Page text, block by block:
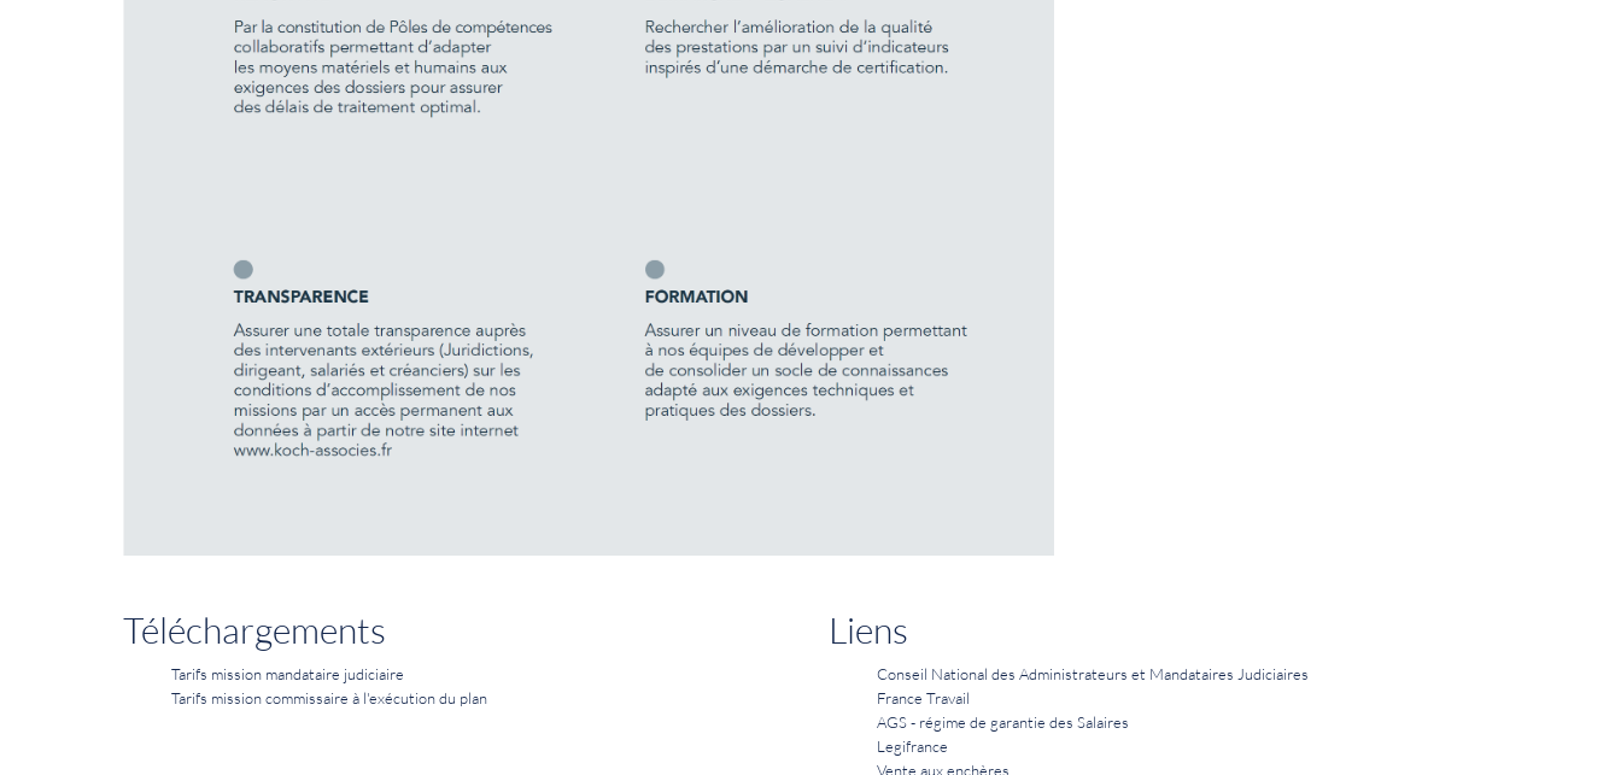
Téléchargements
Tarifs mission mandataire judiciaire
Tarifs mission commissaire à l'exécution du plan
Liens
Conseil National des Administrateurs et Mandataires Judiciaires
France Travail
AGS - régime de garantie des Salaires
Legifrance
Vente aux enchères